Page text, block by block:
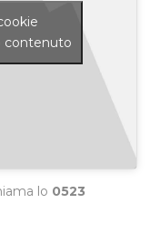
contenuto
lo 0523